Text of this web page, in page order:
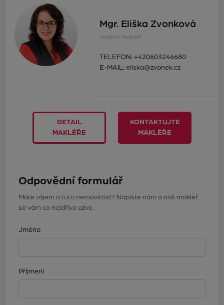
Mgr. Eliška Zvonková
realitní makléř
TELEFON: +420603246680
E-MAIL: eliska@zvonek.cz
DETAIL
MAKLÉŘE
KONTAKTUJTE
MAKLÉŘE
Odpovědní formulář
Máte zájem o tuto nemovitost? Napište nám a náš makléř
se vám co nejdříve ozve.
Jméno
Příjmení